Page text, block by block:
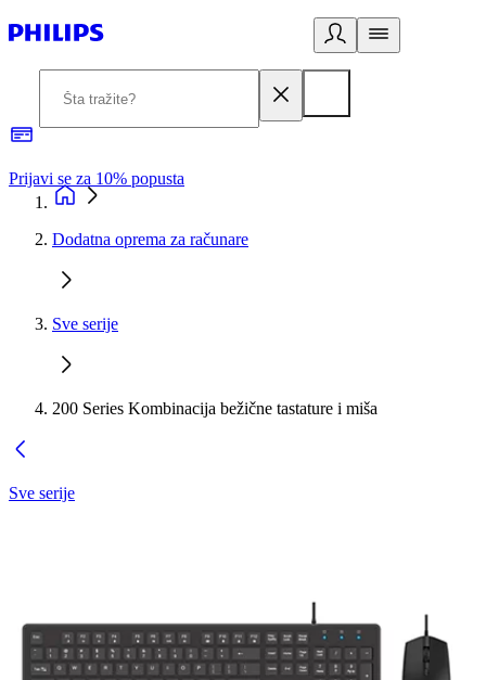
Prijavi se za 10% popusta
Dodatna oprema za računare
Sve serije
200 Series Kombinacija bežične tastature i miša
Sve serije